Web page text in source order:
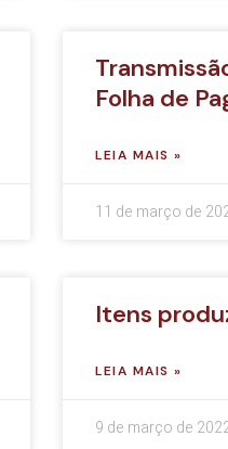
Folha de
LEIA MAIS »
11 de março de
Itens
LEIA MAIS »
9 de março de